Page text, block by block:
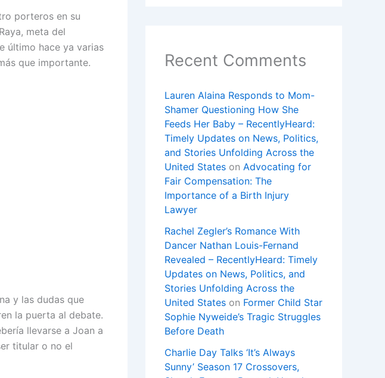
porteros en su
meta del
último hace ya varias
que importante.
y las dudas que
la puerta al debate.
llevarse a Joan a
titular o no el
Recent Comments
Lauren Alaina Responds to Mom-
Shamer Questioning How She
Feeds Her Baby – RecentlyHeard:
Timely Updates on News, Politics,
and Stories Unfolding Across the
United States on Advocating for
Fair Compensation: The
Importance of a Birth Injury
Lawyer
Rachel Zegler’s Romance With
Dancer Nathan Louis-Fernand
Revealed – RecentlyHeard: Timely
Updates on News, Politics, and
Stories Unfolding Across the
United States on Former Child Star
Sophie Nyweide’s Tragic Struggles
Before Death
Charlie Day Talks ‘It’s Always
Sunny’ Season 17 Crossovers,